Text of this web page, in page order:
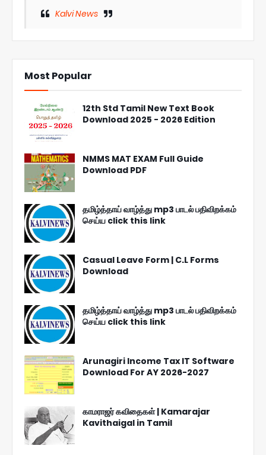
Kalvi News
Most Popular
12th Std Tamil New Text Book
Download 2025 - 2026 Edition
NMMS MAT EXAM Full Guide
Download PDF
தமிழ்த்தாய் வாழ்த்து mp3 பாடல் பதிவிறக்கம்
செய்ய click this link
Casual Leave Form | C.L Forms
Download
தமிழ்த்தாய் வாழ்த்து mp3 பாடல் பதிவிறக்கம்
செய்ய click this link
Arunagiri Income Tax IT Software
Download For AY 2026-2027
காமராஜர் கவிதைகள் | Kamarajar
Kavithaigal in Tamil